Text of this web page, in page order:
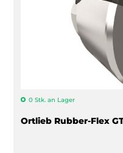
0 Stk. an Lager
Ortlieb Rubber-Flex